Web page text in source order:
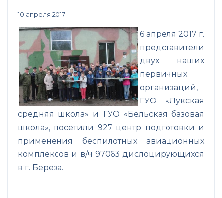
10 апреля 2017
6 апреля 2017 г.
представители
двух наших
первичных
организаций,
ГУО «Лукская
средняя школа» и ГУО «Бельская базовая
школа», посетили 927 центр подготовки и
применения беспилотных авиационных
комплексов и в/ч 97063 дислоцирующихся
в г. Береза.